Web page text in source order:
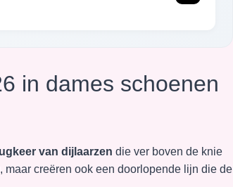
in dames schoenen
van dijlaarzen die ver boven de knie
creëren ook een doorlopende lijn die de